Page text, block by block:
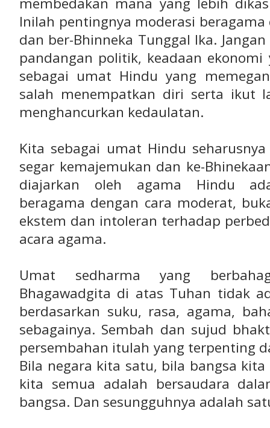
Inilah pentingnya moderasi
dan ber-Bhinneka Tunggal Ika.
pandangan politik, keadaan
sebagai umat Hindu yang
salah menempatkan diri serta ikut
menghancurkan kedaulatan.
Kita sebagai umat Hindu
segar kemajemukan dan ke-
diajarkan oleh agama Hindu
beragama dengan cara moderat,
ekstem dan intoleran terhadap
acara agama.
Umat sedharma yang
Bhagawadgita di atas Tuhan tidak
berdasarkan suku, rasa, agama,
sebagainya. Sembah dan sujud
persembahan itulah yang terpenting
Bila negara kita satu, bila bangsa
kita semua adalah bersaudara
bangsa. Dan sesungguhnya adalah